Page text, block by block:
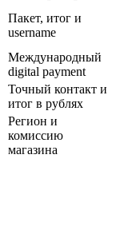
Пакет, итог и
username
Международный
digital payment
Точный контакт и
итог в рублях
Регион и
комиссию
магазина